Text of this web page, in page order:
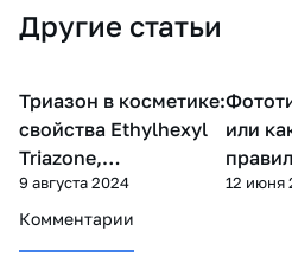
Другие статьи
Компоненты косметики
Триазон в косметике:
свойства Ethylhexyl
Triazone,
фотостабильность и
SPF
9 августа 2024
Уход
или
12 июня
Комментарии